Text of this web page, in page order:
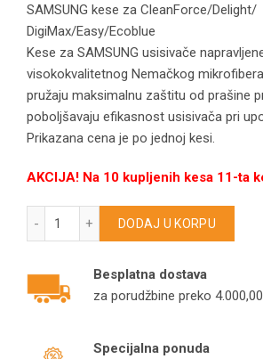
SAMSUNG kese za CleanForce/Delight/
DigiMax/Easy/Ecoblue
Kese za SAMSUNG usisivače
visokokvalitetnog Nemačkog
pružaju maksimalnu zaštitu od prašine
poboljšavaju efikasnost usisivača pri
Prikazana cena je po jednoj kesi.
AKCIJA! Na 10 kupljenih kesa 11-ta
DODAJ U KORPU
Besplatna dostava
za porudžbine preko
Specijalna ponuda